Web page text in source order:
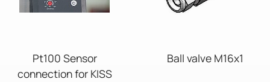
Pt100 Sensor
connection for KISS
Ball valve M16x1